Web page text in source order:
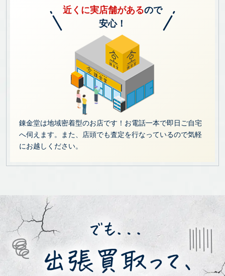
近くに実店舗があるので
安心！
錬金堂は地域密着型のお店です！お電話一本で即日ご自宅
へ伺えます。また、店頭でも査定を行なっているので気軽
にお越しください。